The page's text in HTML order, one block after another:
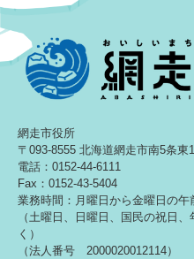
網走市役所
〒093-8555 北海道網走市南5条東
電話：0152-44-6111
Fax：0152-43-5404
業務時間：月曜日から金曜日の
（土曜日、日曜日、国民の祝日
く）
（法人番号 2000020012114）